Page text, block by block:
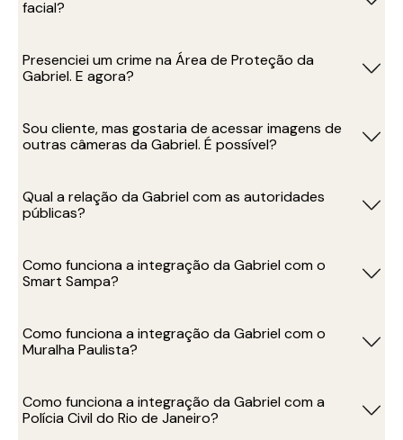
facial?
Presenciei um crime na Área de Proteção da
Gabriel. E agora?
Sou cliente, mas gostaria de acessar imagens de
outras câmeras da Gabriel. É possível?
Qual a relação da Gabriel com as autoridades
públicas?
Como funciona a integração da Gabriel com o
Smart Sampa?
Como funciona a integração da Gabriel com o
Muralha Paulista?
Como funciona a integração da Gabriel com a
Polícia Civil do Rio de Janeiro?